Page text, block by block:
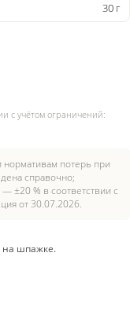
30 г
с учётом ограничений:
нормативам потерь при
справочно;
±20 % в соответствии с
от 30.07.2026.
на шпажке.